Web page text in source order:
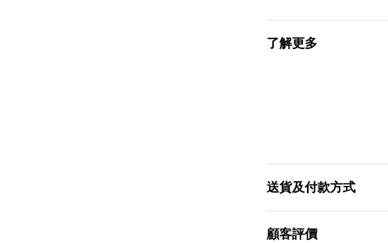
了解更多
送貨及付款方式
顧客評價